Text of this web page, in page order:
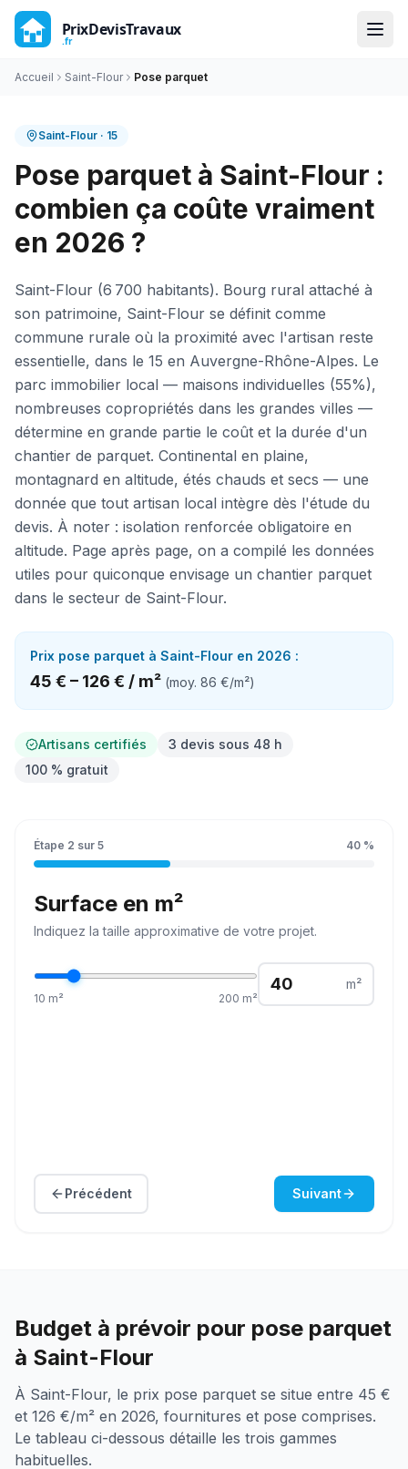
Accueil Saint-Flour Pose parquet
Saint-Flour · 15
Pose parquet à Saint-Flour :
combien ça coûte vraiment
en 2026 ?
Saint-Flour (6 700 habitants). Bourg rural attaché à
son patrimoine, Saint-Flour se définit comme
commune rurale où la proximité avec l'artisan reste
essentielle, dans le 15 en Auvergne-Rhône-Alpes. Le
parc immobilier local — maisons individuelles (55%),
nombreuses copropriétés dans les grandes villes —
détermine en grande partie le coût et la durée d'un
chantier de parquet. Continental en plaine,
montagnard en altitude, étés chauds et secs — une
donnée que tout artisan local intègre dès l'étude du
devis. À noter : isolation renforcée obligatoire en
altitude. Page après page, on a compilé les données
utiles pour quiconque envisage un chantier parquet
dans le secteur de Saint-Flour.
Prix pose parquet à Saint-Flour en 2026 :
45 € – 126 € / m² (moy. 86 €/m²)
Artisans certifiés
3 devis sous 48 h
100 % gratuit
Étape 2 sur 5 40 %
Surface en m²
Indiquez lataille approximative de votre projet.
10 m² 200 m²
m²
Précédent Suivant
Budget à prévoir pour pose parquet
à Saint-Flour
À Saint-Flour, le prix pose parquet se situe entre 45 €
et 126 €/m² en 2026, fournitures et pose comprises.
Le tableau ci-dessous détaille les trois gammes
habituelles.